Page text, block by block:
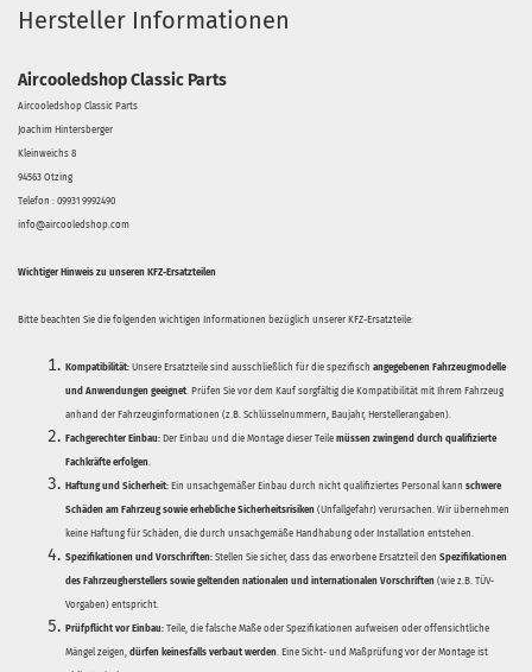
Hersteller Informationen
Aircooledshop Classic Parts
Aircooledshop Classic Parts
Joachim Hintersberger
Kleinweichs 8
94563 Otzing
Telefon : 09931 9992490
info@aircooledshop.com
Wichtiger Hinweis zu unseren KFZ-Ersatzteilen
Bitte beachten Sie die folgenden wichtigen Informationen bezüglich unserer KFZ-Ersatzteile:
Kompatibilität: Unsere Ersatzteile sind ausschließlich für die spezifisch angegebenen Fahrzeugmodelle
und Anwendungen geeignet. Prüfen Sie vor dem Kauf sorgfältig die Kompatibilität mit Ihrem Fahrzeug
anhand der Fahrzeuginformationen (z.B. Schlüsselnummern, Baujahr, Herstellerangaben).
Fachgerechter Einbau: Der Einbau und die Montage dieser Teile müssen zwingend durch qualifizierte
Fachkräfte erfolgen.
Haftung und Sicherheit: Ein unsachgemäßer Einbau durch nicht qualifiziertes Personal kann schwere
Schäden am Fahrzeug sowie erhebliche Sicherheitsrisiken (Unfallgefahr) verursachen. Wir übernehmen
keine Haftung für Schäden, die durch unsachgemäße Handhabung oder Installation entstehen.
Spezifikationen und Vorschriften: Stellen Sie sicher, dass das erworbene Ersatzteil den Spezifikationen
des Fahrzeugherstellers sowie geltenden nationalen und internationalen Vorschriften (wie z.B. TÜV-
Vorgaben) entspricht.
Prüfpflicht vor Einbau: Teile, die falsche Maße oder Spezifikationen aufweisen oder offensichtliche
Mängel zeigen, dürfen keinesfalls verbaut werden. Eine Sicht- und Maßprüfung vor der Montage ist